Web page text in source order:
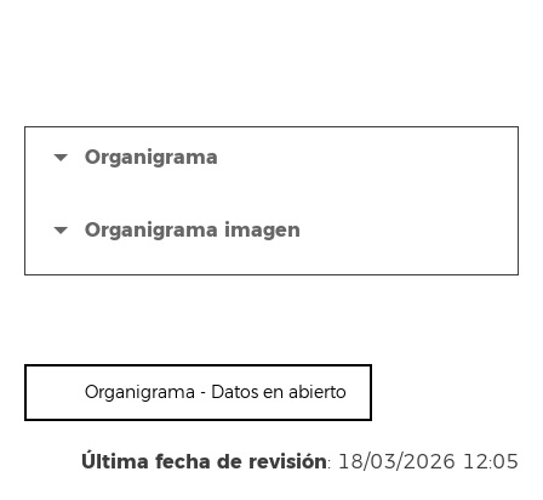
Organigrama
Organigrama imagen
Organigrama - Datos en abierto
Última fecha de revisión: 18/03/2026 12:05